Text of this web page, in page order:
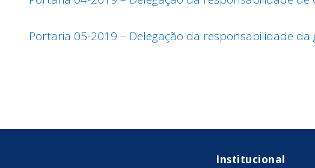
Portaria 05-2019 – Delegação da responsabilidade da
Institucional